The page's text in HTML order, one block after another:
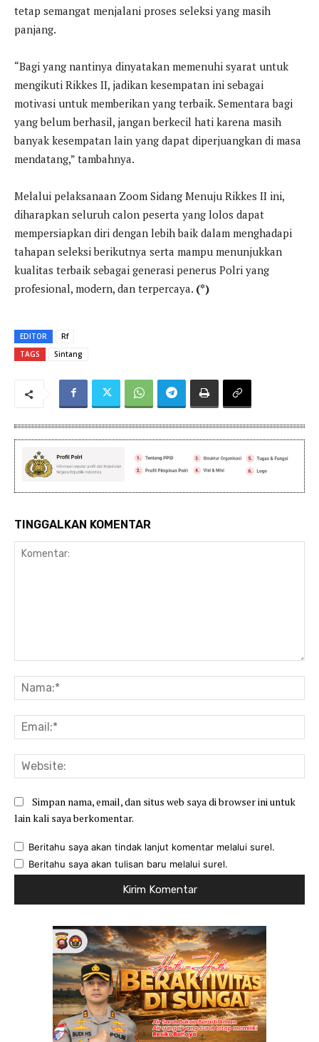
tetap semangat menjalani proses seleksi yang masih
panjang.
“Bagi yang nantinya dinyatakan memenuhi syarat untuk
mengikuti Rikkes II, jadikan kesempatan ini sebagai
motivasi untuk memberikan yang terbaik. Sementara bagi
yang belum berhasil, jangan berkecil hati karena masih
banyak kesempatan lain yang dapat diperjuangkan di masa
mendatang,” tambahnya.
Melalui pelaksanaan Zoom Sidang Menuju Rikkes II ini,
diharapkan seluruh calon peserta yang lolos dapat
mempersiapkan diri dengan lebih baik dalam menghadapi
tahapan seleksi berikutnya serta mampu menunjukkan
kualitas terbaik sebagai generasi penerus Polri yang
profesional, modern, dan terpercaya. (*)
EDITOR
Rf
TAGS
Sintang
TINGGALKAN KOMENTAR
Simpan nama, email, dan situs web saya di browser ini untuk
lain kali saya berkomentar.
Beritahu saya akan tindak lanjut komentar melalui surel.
Beritahu saya akan tulisan baru melalui surel.